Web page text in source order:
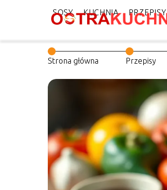
SOSY KUCHNIA PRZEPISY
Strona główna Przepisy